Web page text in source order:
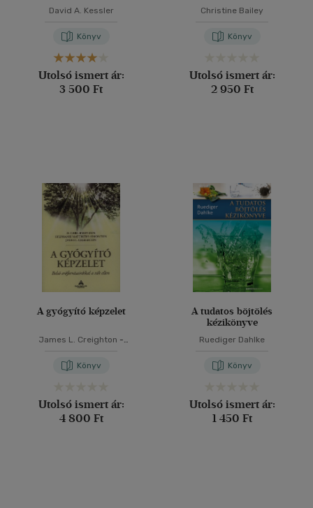
David A. Kessler
Könyv
Utolsó ismert ár:
3 500 Ft
Christine Bailey
Könyv
Utolsó ismert ár:
2 950 Ft
A gyógyító képzelet
James L. Creighton -
Simonton-O. Carl Simonton
Könyv
Utolsó ismert ár:
4 800 Ft
A tudatos böjtölés
kézikönyve
Ruediger Dahlke
Könyv
Utolsó ismert ár:
1 450 Ft